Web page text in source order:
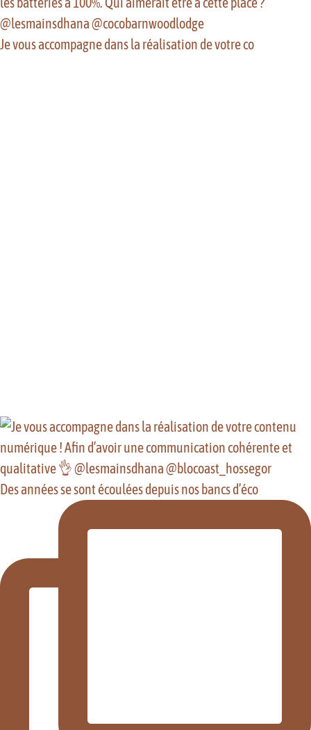
Je vous accompagne dans la réalisation de votre co
Des années se sont écoulées depuis nos bancs d’éco